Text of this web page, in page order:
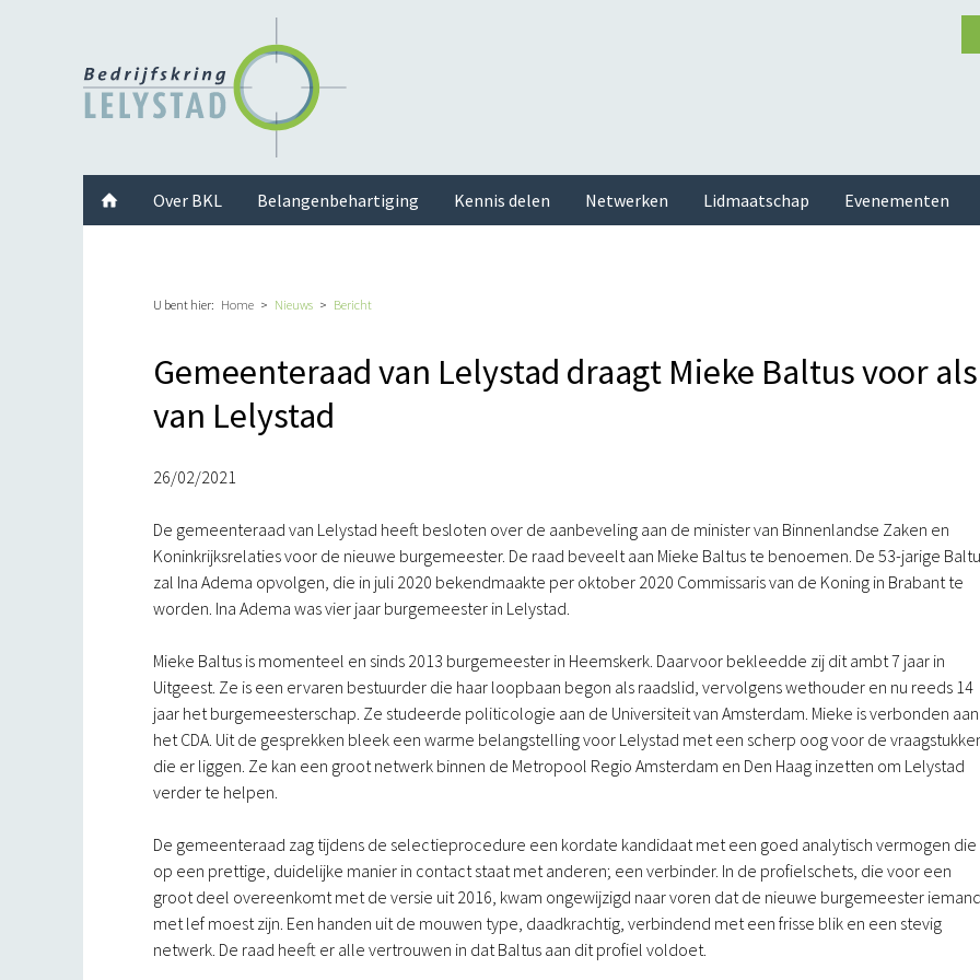
Twitter InstagramLinkedInYoutube
U bent hier: Home Nieuws Bericht
Gemeenteraad van Lelystad draagt Mieke Baltus voor
van Lelystad
26/02/2021
De gemeenteraad van Lelystad heeft besloten over de aanbeveling aan de minister van Binnenlandse Zaken en
Koninkrijksrelaties voor de nieuwe burgemeester. De raad beveelt aan Mieke Baltus te benoemen. De 53-jarige
zal Ina Adema opvolgen, die in juli 2020 bekendmaakte per oktober 2020 Commissaris van de Koning in Brabant te
worden. Ina Adema was vier jaar burgemeester in Lelystad.
Mieke Baltus is momenteel en sinds 2013 burgemeester in Heemskerk. Daarvoor bekleedde zij dit ambt 7 jaar in
Uitgeest. Ze is een ervaren bestuurder die haar loopbaan begon als raadslid, vervolgens wethouder en nu reeds 14
jaar het burgemeesterschap. Ze studeerde politicologie aan de Universiteit van Amsterdam. Mieke is verbonden aan
het CDA. Uit de gesprekken bleek een warme belangstelling voor Lelystad met een scherp oog voor de
die er liggen. Ze kan een groot netwerk binnen de Metropool Regio Amsterdam en Den Haag inzetten om Lelystad
verder te helpen.
De gemeenteraad zag tijdens de selectieprocedure een kordate kandidaat met een goed analytisch vermogen die
op een prettige, duidelijke manier in contact staat met anderen; een verbinder. In de profielschets, die voor een
groot deel overeenkomt met de versie uit 2016, kwam ongewijzigd naar voren dat de nieuwe burgemeester iemand
met lef moest zijn. Een handen uit de mouwen type, daadkrachtig, verbindend met een frisse blik en een stevig
netwerk. De raad heeft er alle vertrouwen in dat Baltus aan dit profiel voldoet.
Over BKL Belangenbehartiging Kennis delen Netwerken Lidmaatschap Evenementen